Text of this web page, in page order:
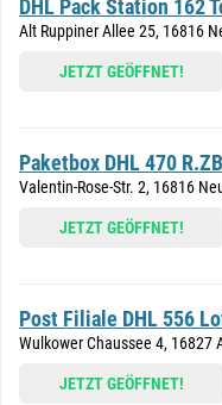
DHL Pack Station 162
Alt Ruppiner Allee 25, 16816
JETZT GEÖFFNET!
Paketbox DHL 470
Valentin-Rose-Str. 2, 16816
JETZT GEÖFFNET!
Post Filiale DHL 556
Wulkower Chaussee 4, 16827
JETZT GEÖFFNET!